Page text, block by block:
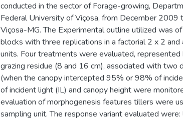
conducted in the sector of Forage-growing,
Federal University of Viçosa, from December
Viçosa-MG. The Experimental outline utilized was
blocks with three replications in a factorial 2 x 2
units. Four treatments were evaluated,
grazing residue (8 and 16 cm), associated with two
(when the canopy intercepted 95% or 98% of
of incident light (IL) and canopy height were
evaluation of morphogenesis features tillers were
sampling unit. The response variant evaluated